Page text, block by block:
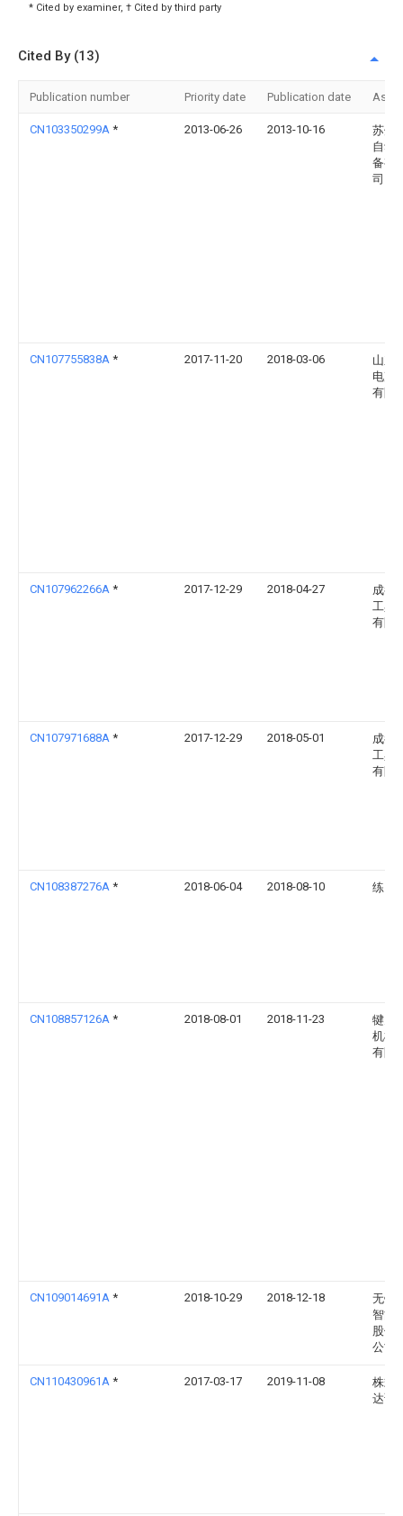
* Cited by examiner, † Cited by third party
Cited By (13)
Publication number Priority date Publication date
CN103350299A * 2013-06-26 2013-10-16
苏州
自动
备有
司
CN107755838A * 2017-11-20 2018-03-06
山东
电声
有限
CN107962266A * 2017-12-29 2018-04-27
成都
工具
有限
CN107971688A * 2017-12-29 2018-05-01
成都
工具
有限
CN108387276A * 2018-06-04 2018-08-10 练国
CN108857126A * 2018-08-01 2018-11-23
犍为
机械
有限
CN109014691A * 2018-10-29 2018-12-18
无锡
智能
股份
公司
CN110430961A * 2017-03-17 2019-11-08
株式
达谊